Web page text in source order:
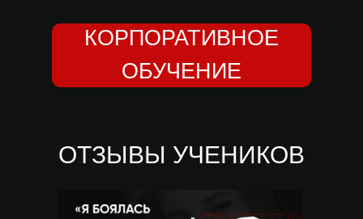
КОРПОРАТИВНОЕ
ОБУЧЕНИЕ
ОТЗЫВЫ УЧЕНИКОВ